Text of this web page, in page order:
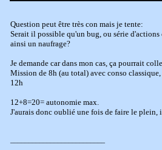
Question peut être très con mais je tente:
Serait il possible qu'un bug, ou série
ainsi un naufrage?
Je demande car dans mon cas, ça pourrait
Mission de 8h (au total) avec conso
12h
12+8=20= autonomie max.
J'aurais donc oublié une fois de faire le plein,